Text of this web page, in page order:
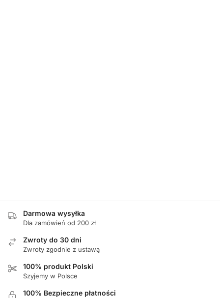
Darmowa wysyłka
Dla zamówień od 200 zł
Zwroty do 30 dni
Zwroty zgodnie z ustawą
100% produkt Polski
Szyjemy w Polsce
100% Bezpieczne płatności